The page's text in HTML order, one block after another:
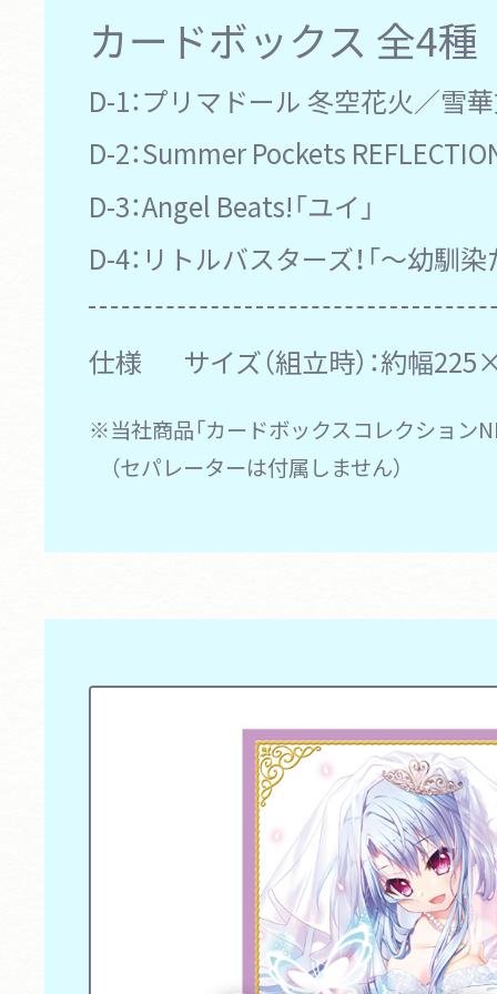
カードボックス 全4種
D-1：プリマドール 冬空花火／雪
D-2：Summer Pockets
D-3：Angel Beats!「ユイ」
D-4： リトルバスターズ！「～幼馴染
仕様 サイズ（組立時）：約幅
※当社商品「カードボックスコレクション
（セパレーターは付属しません）